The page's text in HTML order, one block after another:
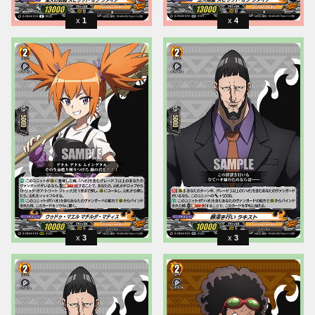
1 4
3 3